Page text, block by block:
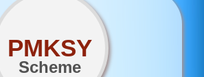
PMKSY
Scheme